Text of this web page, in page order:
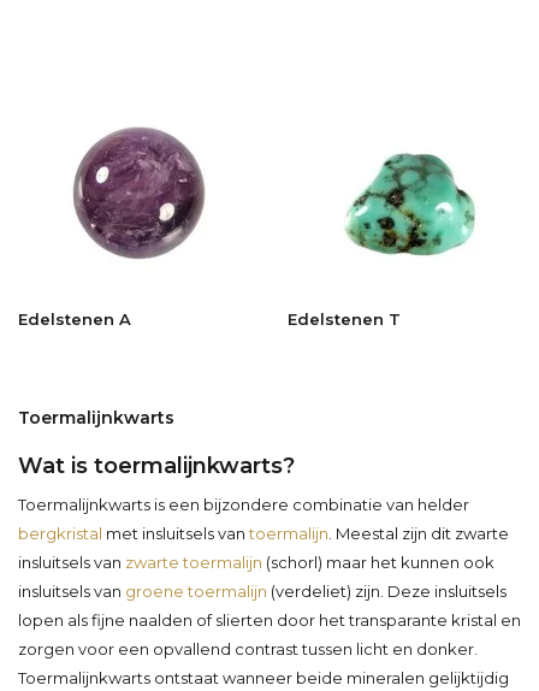
Edelstenen A Edelstenen T
Toermalijnkwarts
Wat is toermalijnkwarts?
Toermalijnkwarts is een bijzondere combinatie van helder
bergkristal met insluitsels vantoermalijn . Meestal zijn dit zwarte
insluitsels van zwarte toermalijn (schorl) maar het kunnen ook
insluitsels van groene toermalijn (verdeliet) zijn. Deze insluitsels
lopen als fijne naalden of slierten door het transparante kristal en
zorgen voor een opvallend contrast tussen licht en donker.
Toermalijnkwarts ontstaat wanneer beide mineralen gelijktijdig